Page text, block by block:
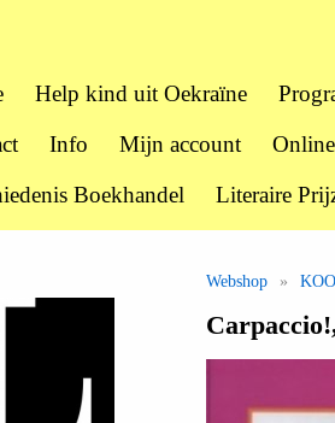
Help kind uit Oekraïne
Info Mijn account
Boekhandel
Literaire
Webshop »